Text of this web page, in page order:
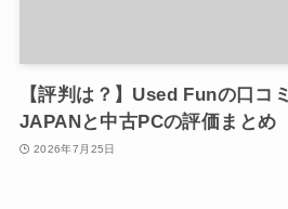
【評判は？】Used Funの口コ
JAPANと中古PCの評価まとめ
2026年7月25日